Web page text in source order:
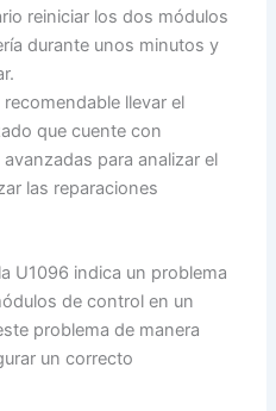
reiniciar los dos módulos
durante unos minutos y
llevar el
que cuente con
para analizar el
las reparaciones
U1096 indica un problema
de control en un
problema de manera
un correcto